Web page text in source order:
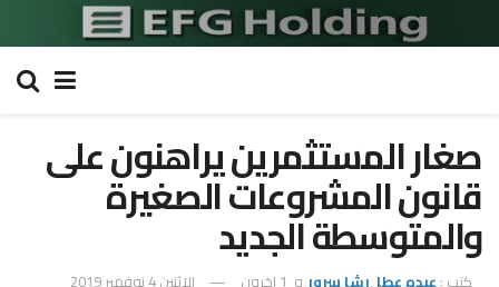
صغار المستثمرين يراهنون على
قانون المشروعات الصغيرة
والمتوسطة الجديد